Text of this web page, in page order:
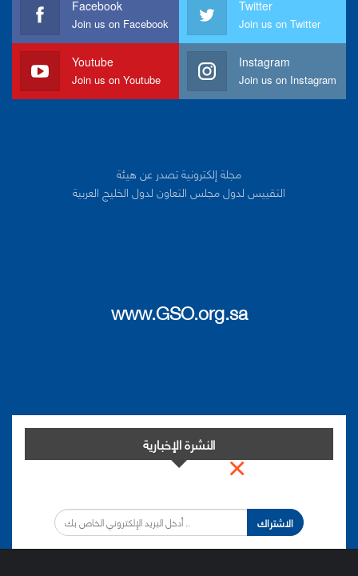
Facebook
Join us on Facebook
Twitter
Join us on Twitter
Youtube
Join us on Youtube
Instagram
Join us on Instagram
مجلة إلكترونية تصدر عن هيئة
التقييس لدول مجلس التعاون لدول الخليج العربية
www.GSO.org.sa
النشرة الإخبارية
الاشتراك
×